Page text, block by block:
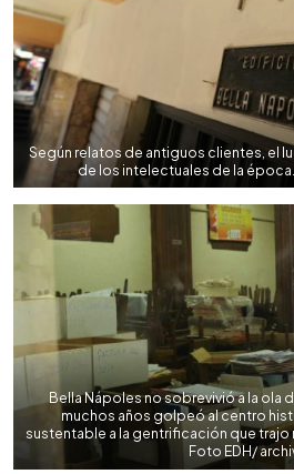
Según relatos de antiguos clientes, el
de los intelectuales de la
Bella Nápoles no sobrevivió a la ola
muchos años golpeó al centro
sustentable a la gentrificación que
Foto EDH/